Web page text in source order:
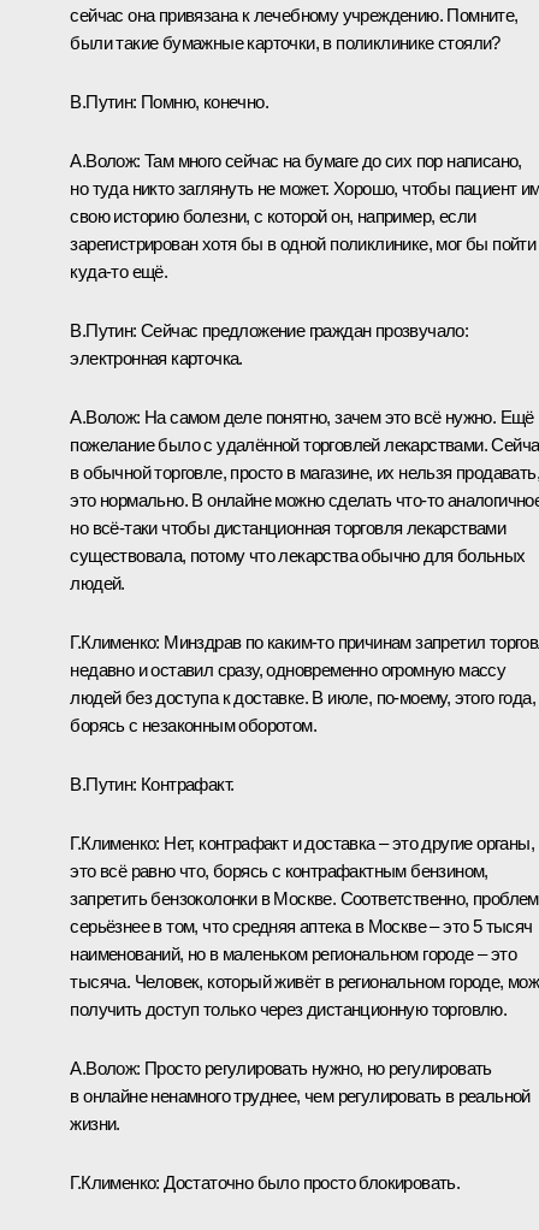
сейчас она привязана к лечебному учреждению. Помните,
были такие бумажные карточки, в поликлинике стояли?
В.Путин: Помню, конечно.
А.Волож: Там много сейчас на бумаге до сих пор написано,
но туда никто заглянуть не может. Хорошо, чтобы пациент
свою историю болезни, с которой он, например, если
зарегистрирован хотя бы в одной поликлинике, мог бы пойти
куда‑то ещё.
В.Путин: Сейчас предложение граждан прозвучало:
электронная карточка.
А.Волож: На самом деле понятно, зачем это всё нужно. Ещё
пожелание было с удалённой торговлей лекарствами.
в обычной торговле, просто в магазине, их нельзя продавать,
это нормально. В онлайне можно сделать что‑то
но всё‑таки чтобы дистанционная торговля лекарствами
существовала, потому что лекарства обычно для больных
людей.
Г.Клименко: Минздрав по каким‑то причинам запретил
недавно и оставил сразу, одновременно огромную массу
людей без доступа к доставке. В июле, по‑моему, этого года,
борясь с незаконным оборотом.
В.Путин: Контрафакт.
Г.Клименко: Нет, контрафакт и доставка – это другие органы,
это всё равно что, борясь с контрафактным бензином,
запретить бензоколонки в Москве. Соответственно,
серьёзнее в том, что средняя аптека в Москве – это 5 тысяч
наименований, но в маленьком региональном городе – это
тысяча. Человек, который живёт в региональном городе,
получить доступ только через дистанционную торговлю.
А.Волож: Просто регулировать нужно, но регулировать
в онлайне ненамного труднее, чем регулировать в реальной
жизни.
Г.Клименко:Достаточно было просто блокировать.